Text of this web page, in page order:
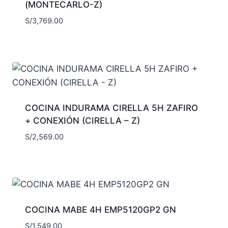
(MONTECARLO-Z)
S/3,769.00
COCINA INDURAMA CIRELLA 5H ZAFIRO
+ CONEXIÓN (CIRELLA – Z)
S/2,569.00
COCINA MABE 4H EMP5120GP2 GN
S/1,549.00